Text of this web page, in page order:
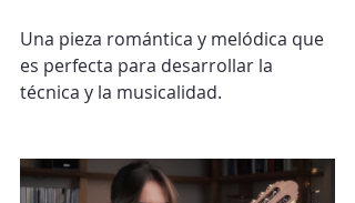
Una pieza romántica y melódica que
es perfecta para desarrollar la
técnica y la musicalidad.